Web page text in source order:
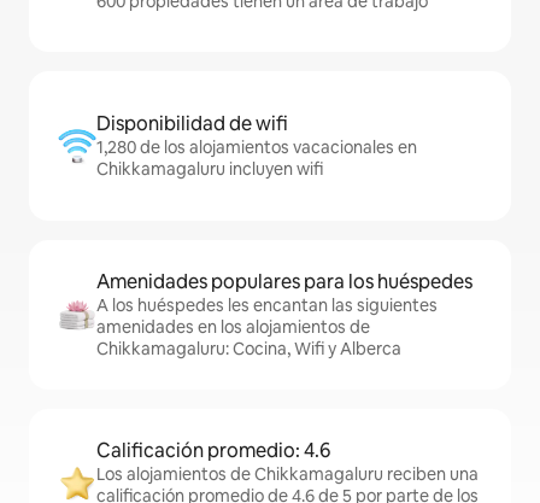
Disponibilidad de wifi
1,280 de los alojamientos vacacionales en
Chikkamagaluru incluyen wifi
Amenidades populares para los huéspedes
A los huéspedes les encantan las siguientes
amenidades en los alojamientos de
Chikkamagaluru: Cocina, Wifi y Alberca
Calificación promedio: 4.6
Los alojamientos de Chikkamagaluru reciben una
calificación promedio de 4.6 de 5 por parte de los